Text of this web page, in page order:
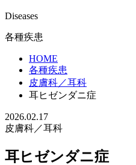
Diseases
各種疾患
HOME
各種疾患
皮膚科／耳科
耳ヒゼンダニ症
2026.02.17
皮膚科／耳科
耳ヒゼンダニ症